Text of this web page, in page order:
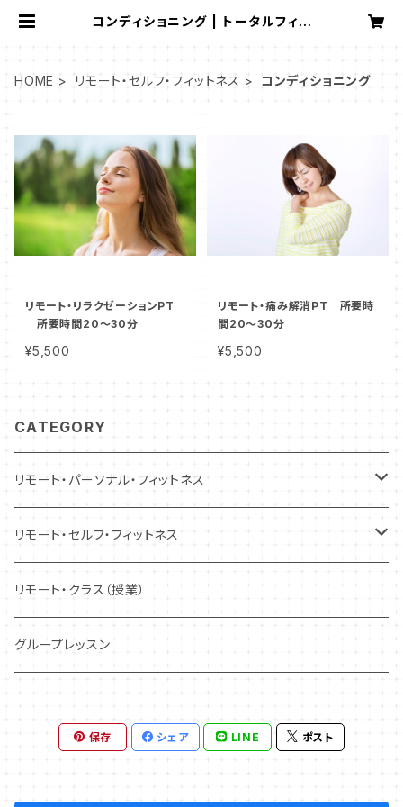
コンディショニング | トータルフィッ
HOME リモート・セルフ・フィットネス コンディショニング
リモート・リラクゼーションPT
所要時間20～30分
¥5,500
リモート・痛み解消PT 所要時
間20～30分
¥5,500
CATEGORY
リモート・パーソナル・フィットネス
トレーニング
コンディショニング
リモート・セルフ・フィットネス
トレーニング
コンディショニング
リモート・クラス（授業）
グループレッスン
保存 シェア LINE ポスト